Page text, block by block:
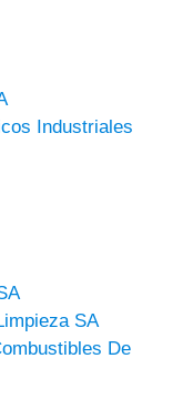
Industriales
SA
De